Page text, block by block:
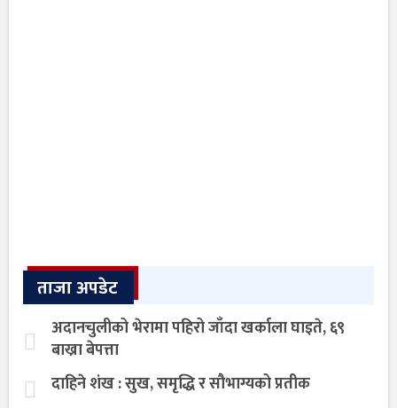
ताजा अपडेट
अदानचुलीको भेरामा पहिरो जाँदा खर्काला घाइते, ६९
बाख्रा बेपत्ता
दाहिने शंख : सुख, समृद्धि र सौभाग्यको प्रतीक